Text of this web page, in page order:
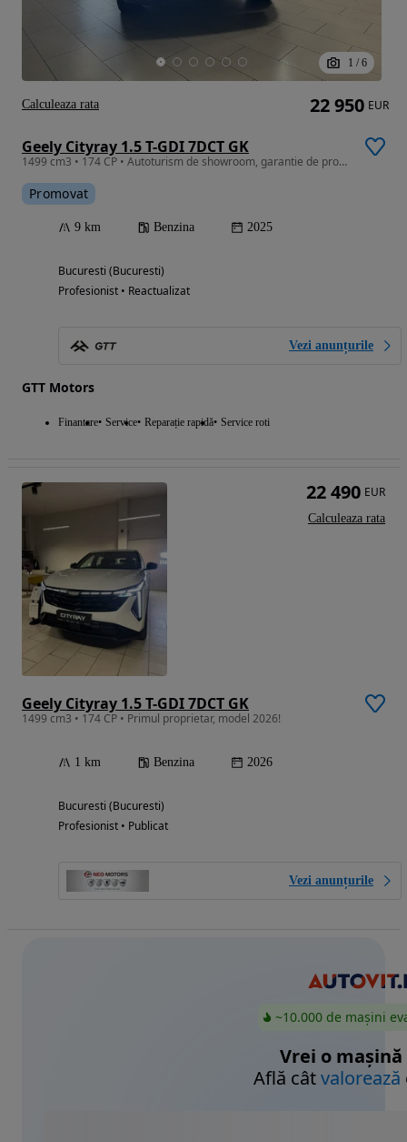
1 / 6
Geely Cityray 1.5 T-GDI 7DCT GK
1499 cm3 • 174 CP • Autoturism de showroom, garantie de producator, Auto nou
Promovat
9 km Benzina 2025
Bucuresti (Bucuresti)
Profesionist • Reactualizat
Vezi anunțurile
GTT Motors
Finantare Service Reparație rapidă Service roti
22 950 EUR
Calculeaza rata
Geely Cityray 1.5 T-GDI 7DCT GK
1499 cm3 • 174 CP • Primul proprietar, model 2026!
1 km Benzina 2026
Bucuresti (Bucuresti)
Profesionist • Publicat
Vezi anunțurile
22 490 EUR
Calculeaza rata
~10.000 de mașini
Vrei o mașină
Află câtvalorează